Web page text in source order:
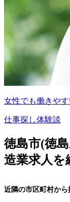
女性でも働きや
仕事探し体験談
徳島市(徳
造業求人を
近隣の市区町村から